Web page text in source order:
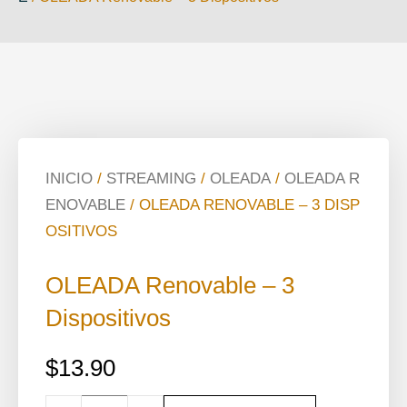
INICIO / STREAMING / OLEADA / OLEADA R
ENOVABLE / OLEADA RENOVABLE – 3 DISP
OSITIVOS
OLEADA Renovable – 3
Dispositivos
$13.90